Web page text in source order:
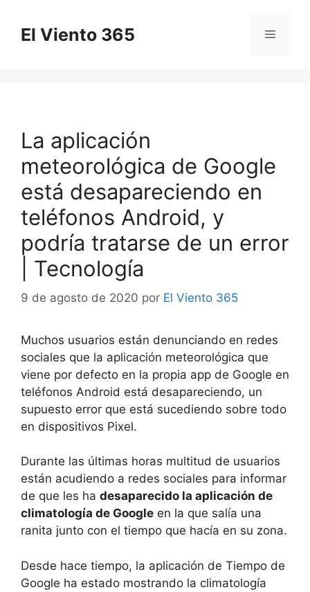
contenido
El Viento 365 Menú
La aplicación
meteorológica de Google
está desapareciendo en
teléfonos Android, y
podría tratarse de un error
| Tecnología
9 de agosto de 2020 por El Viento 365
Muchos usuarios están denunciando en redes
sociales que la aplicación meteorológica que
viene por defecto en la propia app de Google en
teléfonos Android está desapareciendo, un
supuesto error que está sucediendo sobre todo
en dispositivos Pixel.
Durante las últimas horas multitud de usuarios
están acudiendo a redes sociales para informar
de que les ha desaparecido la aplicación de
climatología de Google en la que salía una
ranita junto con el tiempo que hacía en su zona.
Desde hace tiempo, la aplicación de Tiempo de
Google ha estado mostrando la climatología